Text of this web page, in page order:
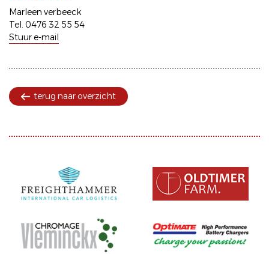
Marleen verbeeck
Tel. 0476 32 55 54
Stuur e-mail
terug naar overzicht